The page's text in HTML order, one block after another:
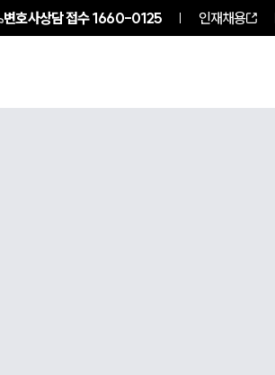
변호사상담 접수1660-0125 인재채용